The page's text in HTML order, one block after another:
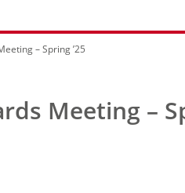
– Spring ’25
Meeting –